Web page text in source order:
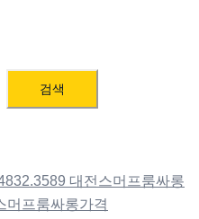
검색
대전스머프룸싸롱
머프룸싸롱가격